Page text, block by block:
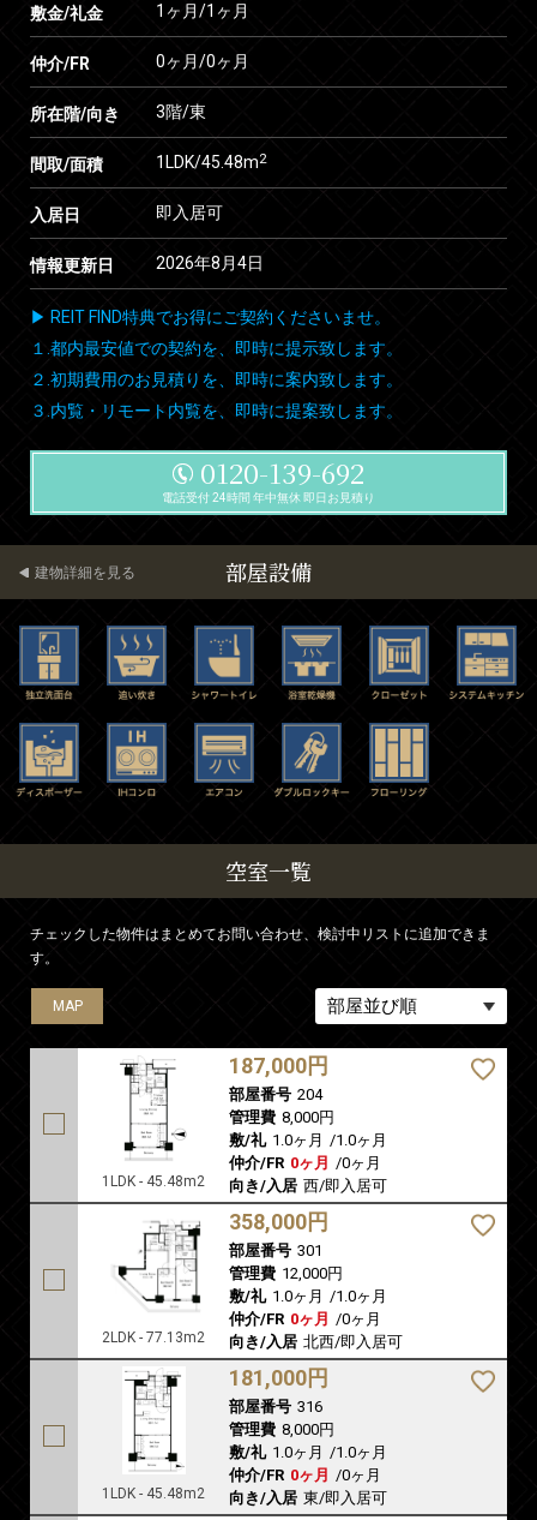
敷金/礼金 1ヶ月/1ヶ月
仲介/FR 0ヶ月/0ヶ月
所在階/向き 3階/東
間取/面積 1LDK/45.48m2
入居日 即入居可
情報更新日 2026年8月4日
▶ REIT FIND特典でお得にご契約くださいませ。
１.都内最安値での契約を、即時に提示致します。
２.初期費用のお見積りを、即時に案内致します。
３.内覧・リモート内覧を、即時に提案致します。
0120-139-692
電話受付 24時間 年中無休 即日お見積り
部屋設備
建物詳細を見る
空室一覧
チェックした物件はまとめてお問い合わせ、検討中リストに追加できま
す。
MAP
1LDK - 45.48m2
187,000円
部屋番号 204
管理費 8,000円
敷/礼 1.0ヶ月 /1.0ヶ月
仲介/FR 0ヶ月 /0ヶ月
向き/入居 西/即入居可
MAP
2LDK - 77.13m2
358,000円
部屋番号 301
管理費 12,000円
敷/礼 1.0ヶ月 /1.0ヶ月
仲介/FR 0ヶ月 /0ヶ月
向き/入居 北西/即入居可
MAP
1LDK - 45.48m2
181,000円
部屋番号 316
管理費 8,000円
敷/礼 1.0ヶ月 /1.0ヶ月
仲介/FR 0ヶ月 /0ヶ月
向き/入居 東/即入居可
MAP
MAP
MAP
MAP
MAP
MAP